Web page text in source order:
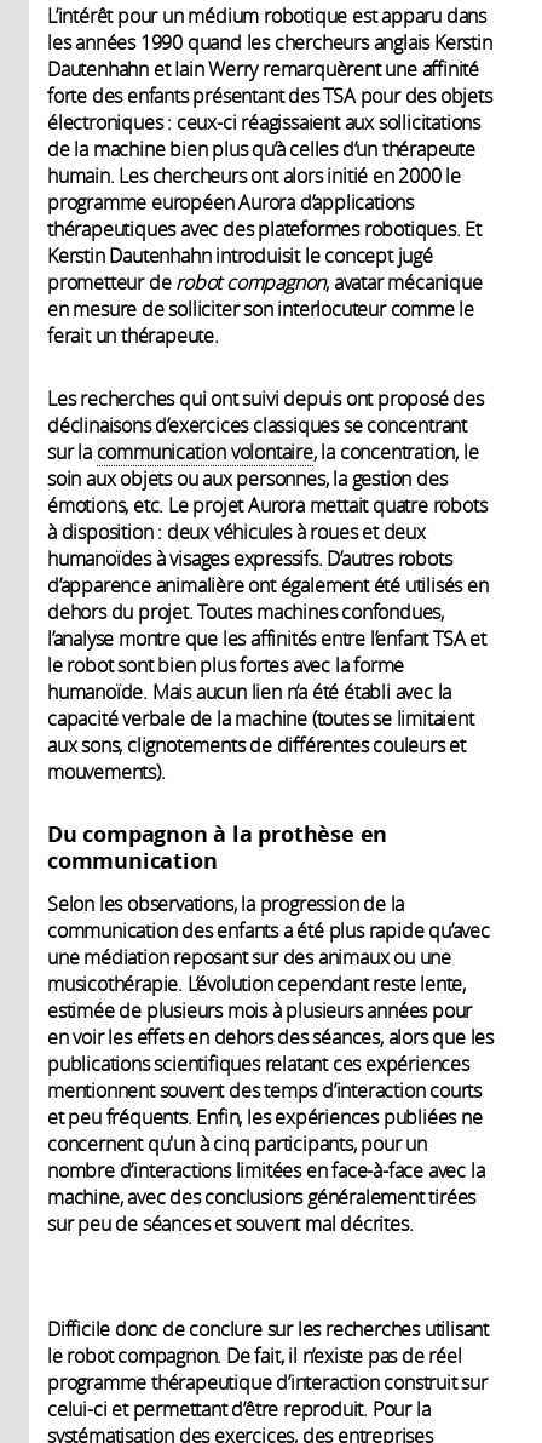
L’intérêt pour un médium robotique est apparu dans
les années 1990 quand les chercheurs anglais Kerstin
Dautenhahn et Iain Werry remarquèrent une affinité
forte des enfants présentant des TSA pour des objets
électroniques : ceux-ci réagissaient aux sollicitations
de la machine bien plus qu’à celles d’un thérapeute
humain. Les chercheurs ont alors initié en 2000 le
programme européen Aurora d’applications
thérapeutiques avec des plateformes robotiques. Et
Kerstin Dautenhahn introduisit le concept jugé
prometteur derobot compagnon, avatar mécanique
en mesure de solliciter son interlocuteur comme le
ferait un thérapeute.
Les recherches qui ont suivi depuis ont proposé des
déclinaisons d’exercices classiques se concentrant
sur la communication volontaire, la concentration, le
soin aux objets ou aux personnes, la gestion des
émotions, etc. Le projet Aurora mettait quatre robots
à disposition : deux véhicules à roues et deux
humanoïdes à visages expressifs. D’autres robots
d’apparence animalière ont également été utilisés en
dehors du projet. Toutes machines confondues,
l’analyse montre que les affinités entre l’enfant TSA et
le robot sont bien plus fortes avec la forme
humanoïde. Mais aucun lien n’a été établi avec la
capacité verbale de la machine (toutes se limitaient
aux sons, clignotements de différentes couleurs et
mouvements).
Du compagnon à la prothèse en
communication
Selon les observations, la progression de la
communication des enfants a été plus rapide qu’avec
une médiation reposant sur des animaux ou une
musicothérapie. L’évolution cependant reste lente,
estimée de plusieurs mois à plusieurs années pour
en voir les effets en dehors des séances, alors que les
publications scientifiques relatant ces expériences
mentionnent souvent des temps d’interaction courts
et peu fréquents. Enfin, les expériences publiées ne
concernent qu'un à cinq participants, pour un
nombre d’interactions limitées en face-à-face avec la
machine, avec des conclusions généralement tirées
sur peu de séances et souvent mal décrites.
Difficile donc de conclure sur les recherches utilisant
le robot compagnon. De fait, il n’existe pas de réel
programme thérapeutique d’interaction construit sur
celui-ci et permettant d’être reproduit. Pour la
systématisation des exercices, des entreprises